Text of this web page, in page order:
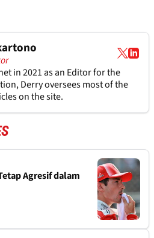
in 2021 as an Editor for the
Derry oversees most of the
on the site.
Agresif dalam